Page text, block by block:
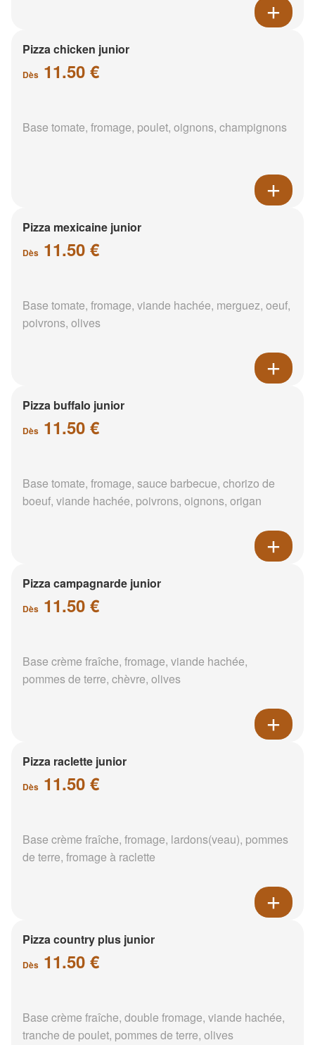
Pizza chicken junior
Dès 11.50 €
Base tomate, fromage, poulet, oignons, champignons
Pizza mexicaine junior
Dès 11.50 €
Base tomate, fromage, viande hachée, merguez, oeuf,
poivrons, olives
Pizza buffalo junior
Dès 11.50 €
Base tomate, fromage, sauce barbecue, chorizo de
boeuf, viande hachée, poivrons, oignons, origan
Pizza campagnarde junior
Dès 11.50 €
Base crème fraîche, fromage, viande hachée,
pommes de terre, chèvre, olives
Pizza raclette junior
Dès 11.50 €
Base crème fraîche, fromage, lardons(veau), pommes
de terre, fromage à raclette
Pizza country plus junior
Dès 11.50 €
Base crème fraîche, double fromage, viande hachée,
tranche de poulet, pommes de terre, olives